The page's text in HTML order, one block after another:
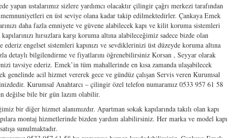
ustalarımız sizlere yardımcı olacaktır çilingir çağrı merkezi tarafından
en üst seviye olana kadar takip edilmektedirler. Çankaya Emek
daha fazla emniyete ve güvene alabilecek kapı ve kilit koruma sistemleri
hırsızlara karşı koruma altına alabileceğimiz sadece bizde olan
engelset sistemleri kapınızı ve sevdiklerinizi üst düzeyde koruma altına
detaylı bilgilendirme ve fiyatlarını öğrenebilirsiniz Korsan , Seyyar olarak
tavsiye ederiz. Emek’in tüm mahallerinde en kısa zamanda ulaşabilecek
genelinde acil hizmet vererek gece ve gündüz çalışan Servis veren Kurumsal
Kurumsal Anahtarcı – çilingir özel telefon numaramız 0533 957 61 58
değilse bile bir gün lazım olabilir.
bir diğer hizmet alanımızdır. Apartman sokak kapılarında takılı olan kapı
montaj hizmetlerinde bizden yardım alabilirsiniz. Her marka ve model kapı
sunulmaktadır.